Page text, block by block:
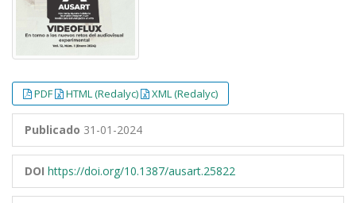
PDF HTML (Redalyc) XML (Redalyc)
Publicado 31-01-2024
DOI https://doi.org/10.1387/ausart.25822